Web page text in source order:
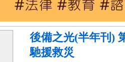
後備之光(半年刊)
馳援救災